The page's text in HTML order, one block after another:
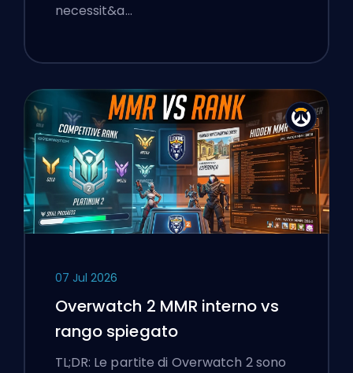
necessit&a…
07 Jul 2026
Overwatch 2 MMR interno vs
rango spiegato
TL;DR: Le partite di Overwatch 2 sono